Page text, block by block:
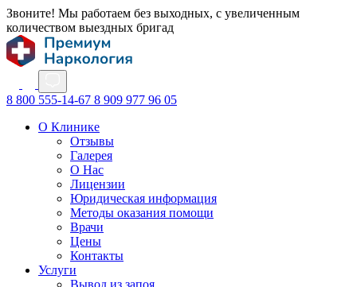
Звоните! Мы работаем без выходных, с увеличенным
количеством выездных бригад
8 800 555-14-67 8 909 977 96 05
О Клинике
Отзывы
Галерея
О Нас
Лицензии
Юридическая информация
Методы оказания помощи
Врачи
Цены
Контакты
Услуги
Вывод из запоя